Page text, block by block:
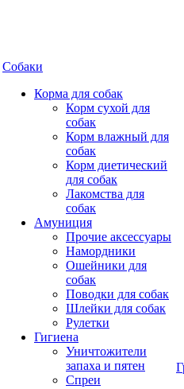
Собаки
Корма для собак
Корм сухой для
собак
Корм влажный для
собак
Корм диетический
для собак
Лакомства для
собак
Амуниция
Прочие аксессуары
Намордники
Ошейники для
собак
Поводки для собак
Шлейки для собак
Рулетки
Гигиена
Уничтожители
запаха и пятен
Спреи